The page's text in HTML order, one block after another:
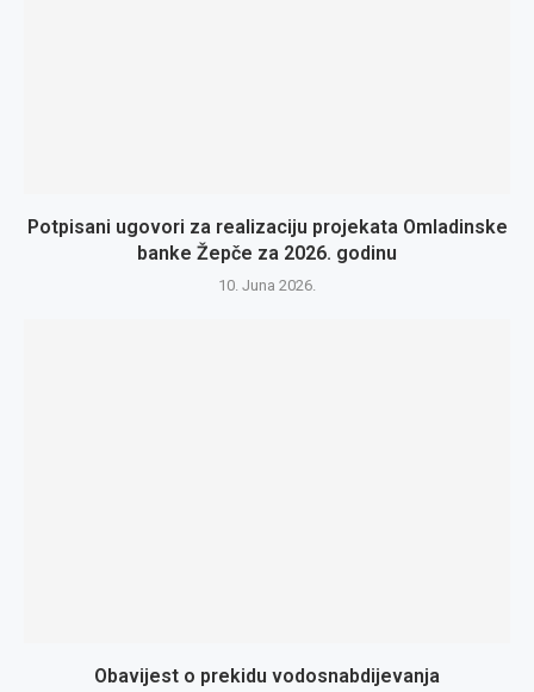
Potpisani ugovori za realizaciju projekata Omladinske
banke Žepče za 2026. godinu
10. Juna 2026.
Obavijest o prekidu vodosnabdijevanja